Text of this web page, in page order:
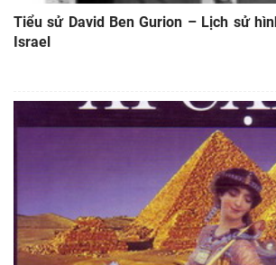
Tiểu sử David Ben Gurion – Lịch sử
Israel